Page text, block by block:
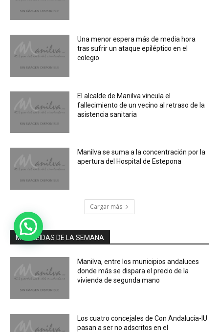
Una menor espera más de media hora
tras sufrir un ataque epiléptico en el
colegio
El alcalde de Manilva vincula el
fallecimiento de un vecino al retraso de la
asistencia sanitaria
Manilva se suma a la concentración por la
apertura del Hospital de Estepona
Cargar más
MÁS LEIDAS DE LA SEMANA
Manilva, entre los municipios andaluces
donde más se dispara el precio de la
vivienda de segunda mano
Los cuatro concejales de Con Andalucía-IU
pasan a ser no adscritos en el